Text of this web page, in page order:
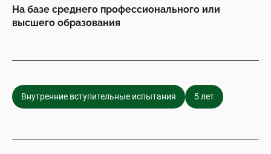
На базе среднего профессионального или
высшего образования
Внутренние вступительные испытания 5 лет